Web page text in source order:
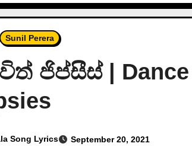
Sunil Perera
ජිප්සීස් | Dance
Song Lyrics September 20, 2021